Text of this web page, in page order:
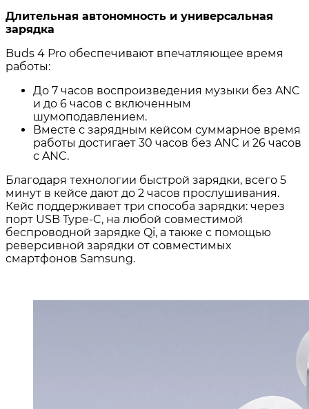
Длительная автономность и универсальная
зарядка
Buds 4 Pro обеспечивают впечатляющее время
работы:
До 7 часов воспроизведения музыки без ANC
и до 6 часов с включенным
шумоподавлением.
Вместе с зарядным кейсом суммарное время
работы достигает 30 часов без ANC и 26 часов
с ANC.
Благодаря технологии быстрой зарядки, всего 5
минут в кейсе дают до 2 часов прослушивания.
Кейс поддерживает три способа зарядки: через
порт USB Type-C, на любой совместимой
беспроводной зарядке Qi, а также с помощью
реверсивной зарядки от совместимых
смартфонов Samsung.